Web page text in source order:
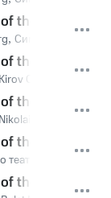
the invisible
, Симфонический
the invisible
Kirov Chorus, St
the invisible
Nikolai Putilin
the invisible
the invisible